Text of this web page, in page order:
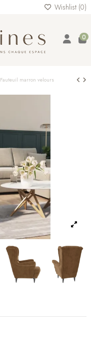
Wishlist (0)
0
Fauteuil marron velours